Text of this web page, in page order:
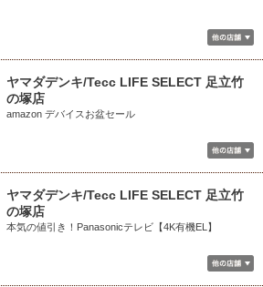
ヤマダデンキ/Tecc LIFE SELECT 足立竹
の塚店
amazon デバイスお盆セール
ヤマダデンキ/Tecc LIFE SELECT 足立竹
の塚店
本気の値引き！Panasonicテレビ【4K有機EL】